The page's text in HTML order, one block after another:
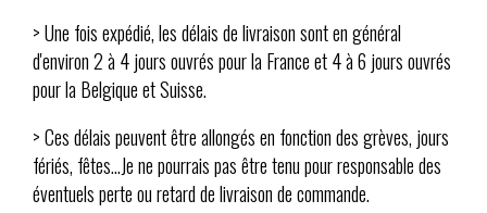
> Une fois expédié, les délais de livraison sont en général
d'environ 2 à 4 jours ouvrés pour la France et 4 à 6 jours ouvrés
pour la Belgique et Suisse.
> Ces délais peuvent être allongés en fonction des grèves, jours
fériés, fêtes...Je ne pourrais pas être tenu pour responsable des
éventuels perte ou retard de livraison de commande.